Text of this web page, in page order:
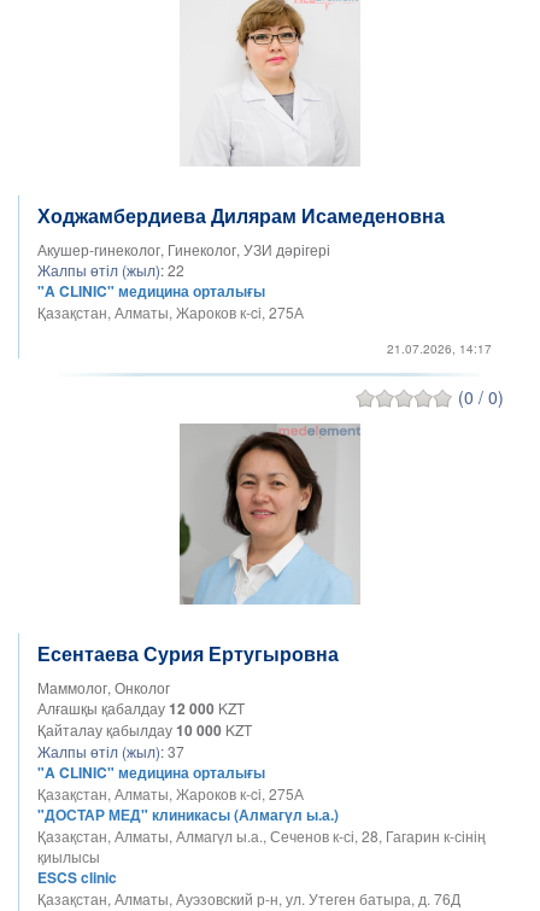
Ходжамбердиева Дилярам Исамеденовна
Акушер-гинеколог, Гинеколог, УЗИ дәрігері
Жалпы өтіл (жыл):22
"A CLINIC" медицина орталығы
Қазақстан, Алматы, Жароков к-ci, 275А
21.07.2026, 14:17
(0 / 0)
Есентаева Сурия Ертугыровна
Маммолог, Онколог
Алғашқы қабалдау12 000 KZT
Қайталау қабылдау10 000 KZT
Жалпы өтіл (жыл):37
"A CLINIC" медицина орталығы
Қазақстан, Алматы, Жароков к-ci, 275А
"ДОСТАР МЕД" клиникасы (Алмагүл ы.а.)
Қазақстан, Алматы, Алмагүл ы.а., Сеченов к-сі, 28, Гагарин к-сінің
қиылысы
ESCS clinic
Қазақстан, Алматы, Ауэзовский р-н, ​​ул. Утеген батыра, д. 76Д